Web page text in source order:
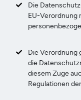
Die
EU-Verordnung
Die Verordnung
die
diesem Zuge
Regulationen